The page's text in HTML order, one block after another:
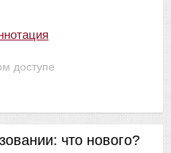
доступе
что нового?